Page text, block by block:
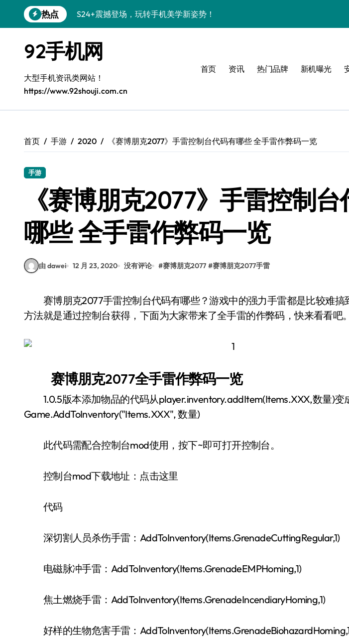
到
热点
S24+震撼登场，玩转手机美学新姿势！
A56 5G登场，潮玩新定义！
三星S26上头！个性潮玩美到炸裂
S25潮改指南：个性定制，酷到没朋友！
Galaxy C55 5G潮定新定义
Galaxy Z Flip6：折叠潮流，秒杀全场
S25 Ultra颜值炸裂！定制主题潮翻天
92手机网
大型手机资讯类网站！
https://www.92shouji.com.cn
首页 资讯 热门品牌 新机曝光
首页 手游 2020 《赛博朋克2077》手雷控制台代码有哪些 全手雷作弊码一览
手游
《赛博朋克2077》手雷控制
哪些 全手雷作弊码一览
由 dawei 12 月 23, 2020 没有评论 #赛博朋克2077 #赛博朋克2077手雷
赛博朋克2077手雷控制台代码有哪些？游戏中的强力手雷都是比较难搞到的，最简单的获得
方法就是通过控制台获得，下面为大家带来了全手雷的作弊码，快来看看吧。
赛博朋克2077全手雷作弊码一览
1.0.5版本添加物品的代码从player.inventory.addItem(Items.XXX,数量)变
Game.AddToInventory("Items.XXX", 数量)
此代码需配合控制台mod使用，按下~即可打开控制台。
控制台mod下载地址：点击这里
代码
深切割人员杀伤手雷：AddToInventory(Items.GrenadeCuttingRegular,1)
电磁脉冲手雷：AddToInventory(Items.GrenadeEMPHoming,1)
焦土燃烧手雷：AddToInventory(Items.GrenadeIncendiaryHoming,1)
好样的生物危害手雷：